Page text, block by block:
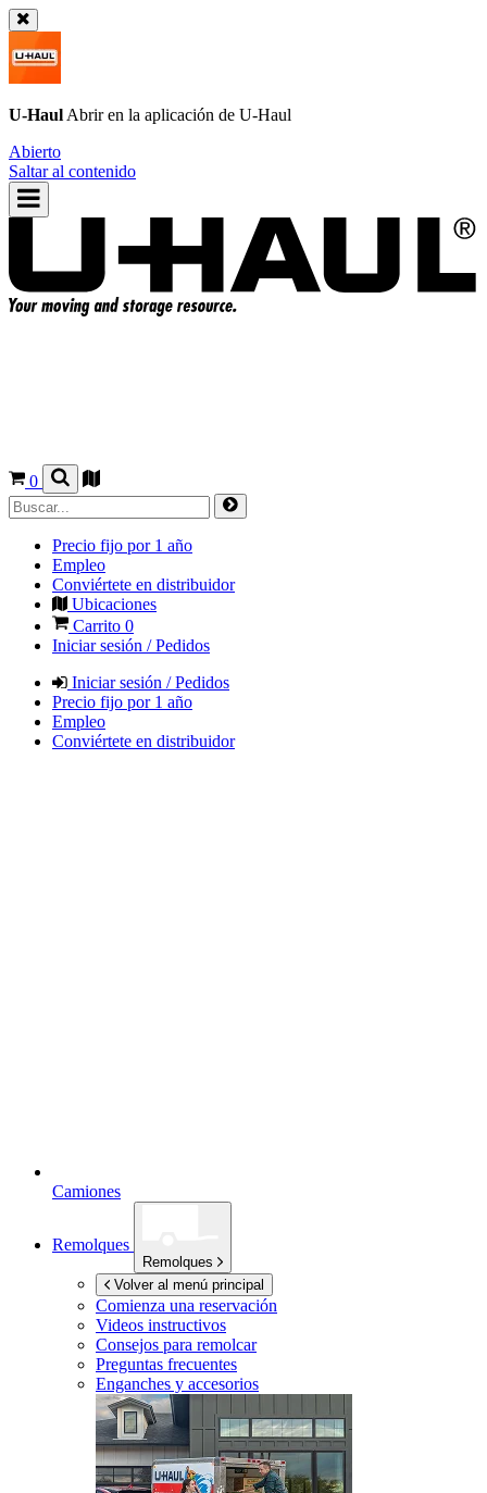
U-Haul Abrir en la aplicación de U-Haul
Abierto
Saltar al contenido
0
Precio fijo por 1 año
Empleo
Conviértete en distribuidor
Ubicaciones
Carrito 0
Iniciar sesión / Pedidos
Iniciar sesión / Pedidos
Precio fijo por 1 año
Empleo
Conviértete en distribuidor
Camiones
Remolques
Remolques
Volver al menú principal
Comienza una reservación
Videos instructivos
Consejos para remolcar
Preguntas frecuentes
Enganches y accesorios